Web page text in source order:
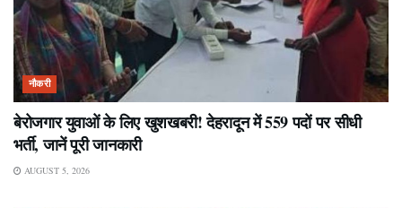
नौकरी
बेरोजगार युवाओं के लिए खुशखबरी! देहरादून में 559 पदों पर सीधी
भर्ती, जानें पूरी जानकारी
AUGUST 5, 2026